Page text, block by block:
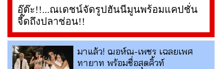
อุ๊ต๊ะ!!...ณเดชน์จัดรูปฮันนีมูนพร้อมแคปชั่น
จี๊ดถึงปลาช่อน!!
มาแล้ว! ฌอห์ณ-เพชร เฉลยเพศ
ทายาท พร้อมชื่อสุดคิ้วท์